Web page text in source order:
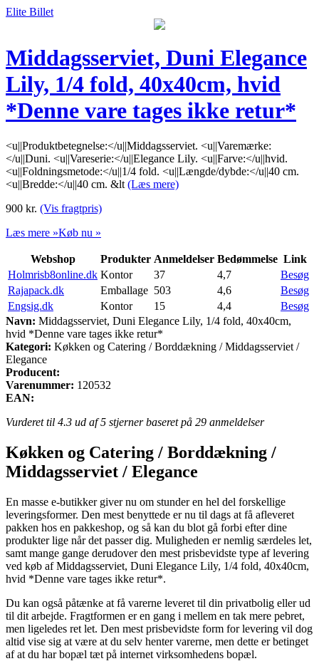
Elite Billet
Middagsserviet, Duni Elegance
Lily, 1/4 fold, 40x40cm, hvid
*Denne vare tages ikke retur*
<u||Produktbetegnelse:</u||Middagsserviet. <u||Varemærke:
</u||Duni. <u||Vareserie:</u||Elegance Lily. <u||Farve:</u||hvid.
<u||Foldningsmetode:</u||1/4 fold. <u||Længde/dybde:</u||40 cm.
<u||Bredde:</u||40 cm. &lt (Læs mere)
900 kr. (Vis fragtpris)
Læs mere »Køb nu »
Webshop Produkter Anmeldelser Bedømmelse Link
Holmrisb8online.dk Kontor 37 4,7
Besøg
Rajapack.dk
Emballage 503 4,6
Besøg
Engsig.dk
Kontor 15 4,4
Besøg
Navn: Middagsserviet, Duni Elegance Lily, 1/4 fold, 40x40cm,
hvid *Denne vare tages ikke retur*
Kategori: Køkken og Catering / Borddækning / Middagsserviet /
Elegance
Producent:
Varenummer: 120532
EAN:
Vurderet til 4.3 ud af 5 stjerner baseret på 29 anmeldelser
Køkken og Catering / Borddækning /
Middagsserviet / Elegance
En masse e-butikker giver nu om stunder en hel del forskellige
leveringsformer. Den mest benyttede er nu til dags at få afleveret
pakken hos en pakkeshop, og så kan du blot gå forbi efter dine
produkter lige når det passer dig. Muligheden er nemlig særdeles let,
samt mange gange derudover den mest prisbevidste type af levering
ved køb af Middagsserviet, Duni Elegance Lily, 1/4 fold, 40x40cm,
hvid *Denne vare tages ikke retur*.
Du kan også påtænke at få varerne leveret til din privatbolig eller ud
til dit arbejde. Fragtformen er en gang i mellem en tak mere pebret,
men ligeledes ret let. Den mest prisbevidste form for levering vil dog
altid vise sig at være at du selv henter varerne, men dette er betinget
af at du har bopæl tæt på internet virksomhedens bopæl.